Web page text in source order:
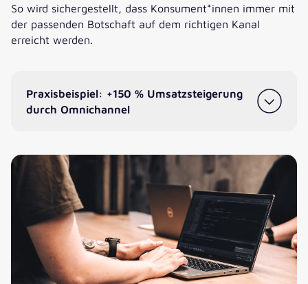
So wird sichergestellt, dass Konsument*innen immer mit
der passenden Botschaft auf dem richtigen Kanal
erreicht werden.
Praxisbeispiel: +150 % Umsatzsteigerung
durch Omnichannel